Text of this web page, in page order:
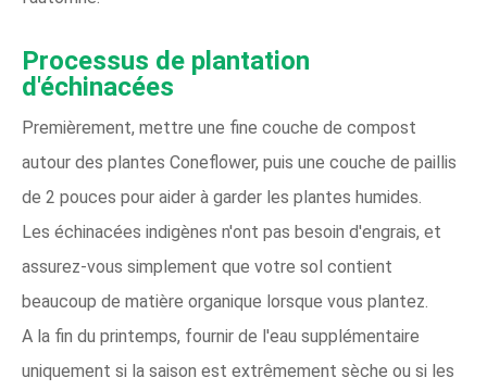
Processus de plantation
d'échinacées
Premièrement, mettre une fine couche de compost
autour des plantes Coneflower, puis une couche de paillis
de 2 pouces pour aider à garder les plantes humides.
Les échinacées indigènes n'ont pas besoin d'engrais, et
assurez-vous simplement que votre sol contient
beaucoup de matière organique lorsque vous plantez.
A la fin du printemps, fournir de l'eau supplémentaire
uniquement si la saison est extrêmement sèche ou si les